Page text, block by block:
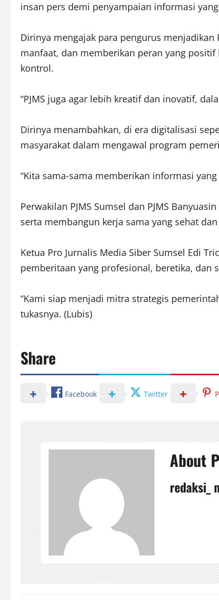
insan pers demi penyampaian informasi
Dirinya mengajak para pengurus
manfaat, dan memberikan peran yang
kontrol.
“PJMS juga agar lebih kreatif dan inovatif,
Dirinya menambahkan, di era digitalisasi
masyarakat dalam mengawal program
“Kita sama-sama memberikan informasi
Perwakilan PJMS Sumsel dan PJMS
serta membangun kerja sama yang sehat
Ketua Pro Jurnalis Media Siber Sumsel Edi
pemberitaan yang profesional, beretika, dan
“Kami siap menjadi mitra strategis
tukasnya. (Lubis)
Share
Facebook Twitter
About
redaksi_